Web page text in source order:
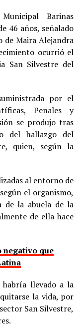
Barinas
46 años, señalado
de Maira Alejandra
ocurrió el
San Silvestre del
por el
Penales y
se produjo tras
del hallazgo del
quien, según la
al entorno de
el organismo,
de la abuela de la
de ella hace
negativo que
habría llevado a la
la vida, por
San Silvestre,